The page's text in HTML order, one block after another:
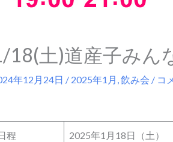
18(土)道産子みん
年12月24日 / 2025年1月 ,飲み会 / コ
程 2025年1月18日（土）